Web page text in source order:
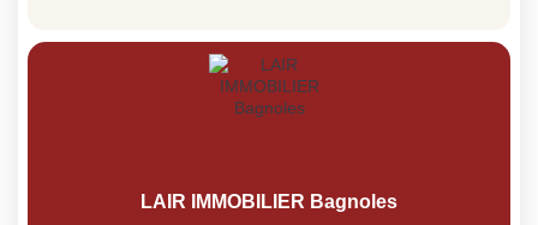
LAIR IMMOBILIER Bagnoles